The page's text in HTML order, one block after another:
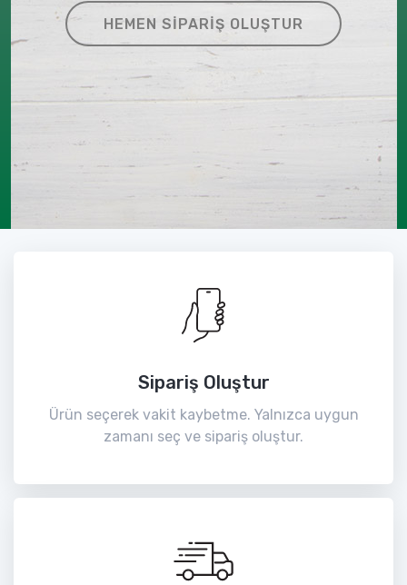
HEMEN SIPARIŞ OLUŞTUR
Sipariş Oluştur
Ürün seçerek vakit kaybetme. Yalnızca uygun
zamanı seç ve sipariş oluştur.